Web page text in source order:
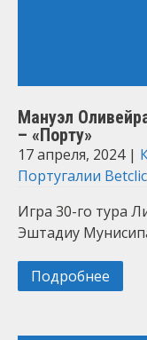
Мануэл
– «Порту»
17 апреля, 2024|
Португалии Betclic
Игра 30-го тура
Эштадиу
Подробнее